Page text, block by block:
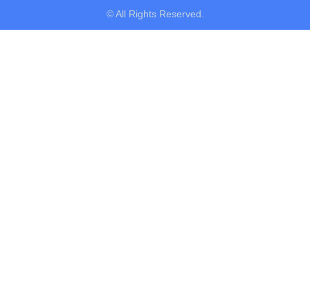
© All Rights Reserved.